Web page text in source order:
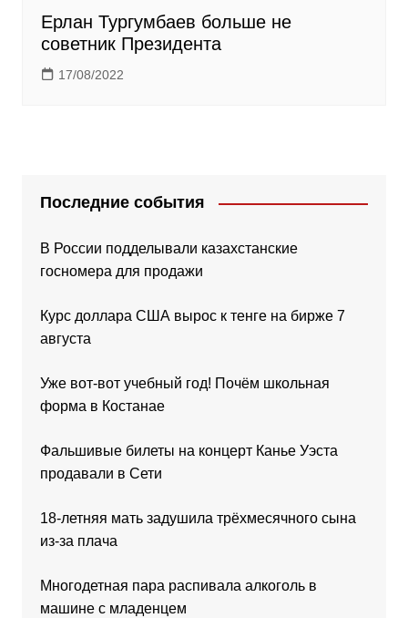
Ерлан Тургумбаев больше не
советник Президента
17/08/2022
Последние события
В России подделывали казахстанские
госномера для продажи
Курс доллара США вырос к тенге на бирже 7
августа
Уже вот-вот учебный год! Почём школьная
форма в Костанае
Фальшивые билеты на концерт Канье Уэста
продавали в Сети
18-летняя мать задушила трёхмесячного сына
из-за плача
Многодетная пара распивала алкоголь в
машине с младенцем